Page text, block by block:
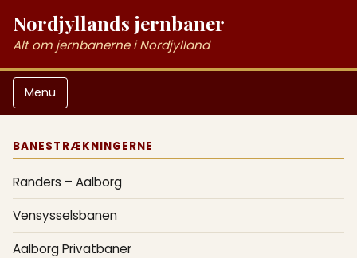
Nordjyllands jernbaner
Alt om jernbanerne i Nordjylland
Menu
BANESTRÆKNINGERNE
Randers – Aalborg
Vensysselsbanen
Aalborg Privatbaner